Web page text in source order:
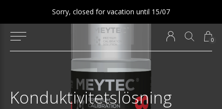
0
Sorry, closed for vacation until 15/07
Konduktivitetslösning